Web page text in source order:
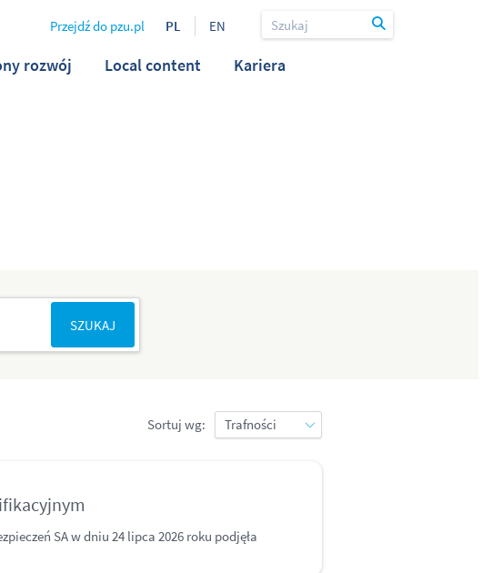
rozwój Local content Kariera
Przejdź do pzu.pl PL EN
Sortuj wg:
SA w dniu 24 lipca 2026 roku podjęła